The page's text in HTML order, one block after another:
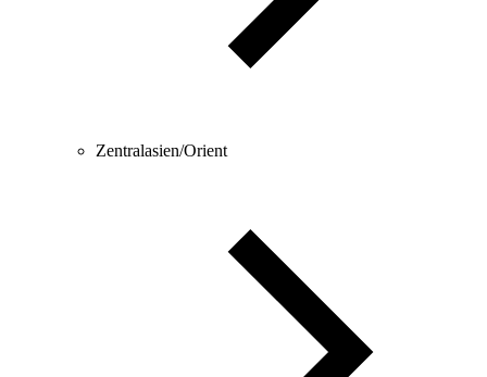
Zentralasien/Orient